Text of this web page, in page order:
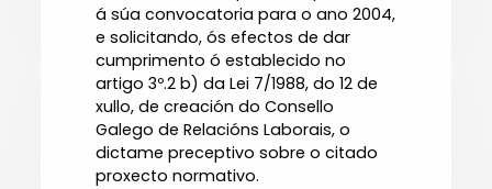
á súa convocatoria para o ano 2004,
e solicitando, ós efectos de dar
cumprimento ó establecido no
artigo 3º.2 b) da Lei 7/1988, do 12 de
xullo, de creación do Consello
Galego de Relacións Laborais, o
dictame preceptivo sobre o citado
proxecto normativo.